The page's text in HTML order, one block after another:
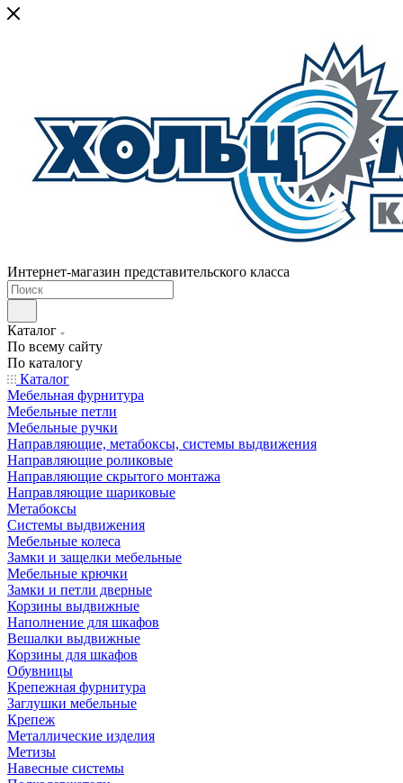
Интернет-магазин представительского класса
Каталог
По всему сайту
По каталогу
Каталог
Мебельная фурнитура
Мебельные петли
Мебельные ручки
Направляющие, метабоксы, системы выдвижения
Направляющие роликовые
Направляющие скрытого монтажа
Направляющие шариковые
Метабоксы
Системы выдвижения
Мебельные колеса
Замки и защелки мебельные
Мебельные крючки
Замки и петли дверные
Корзины выдвижные
Наполнение для шкафов
Вешалки выдвижные
Корзины для шкафов
Обувницы
Крепежная фурнитура
Заглушки мебельные
Крепеж
Металлические изделия
Метизы
Навесные системы